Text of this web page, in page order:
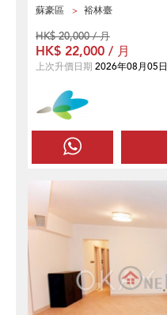
蘇豪區 裕林臺
HK$ 20,000 / 月
HK$ 22,000 / 月
上次升價日期 2026年08月05日